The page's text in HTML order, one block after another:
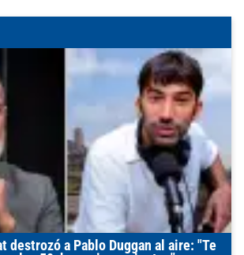
destrozó a Pablo Duggan al aire: "Te